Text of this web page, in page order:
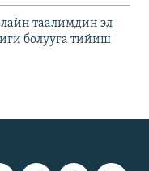
таалимдин эл
болууга тийиш